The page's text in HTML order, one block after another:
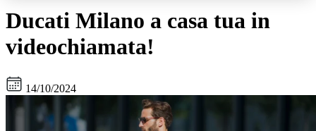
Ducati Milano a casa tua in
videochiamata!
14/10/2024